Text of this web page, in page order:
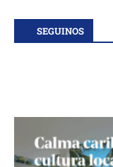
SEGUINOS